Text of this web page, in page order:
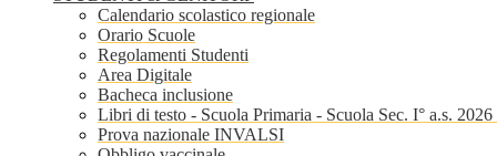
Calendario scolastico regionale
Orario Scuole
Regolamenti Studenti
Area Digitale
Bacheca inclusione
Libri di testo - Scuola Primaria - Scuola Sec. I° a.s. 2026
Prova nazionale INVALSI